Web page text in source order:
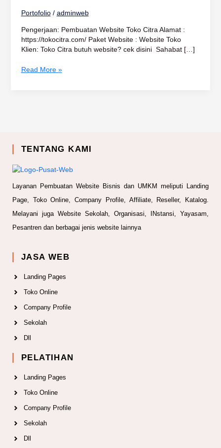
Portofolio/ adminweb
Pengerjaan: Pembuatan Website Toko Citra Alamat :
https://tokocitra.com/ Paket Website : Website Toko
Klien: Toko Citra butuh website? cek disini Sahabat […]
Read More »
TENTANG KAMI
Layanan Pembuatan Website Bisnis dan UMKM meliputi Landing
Page, Toko Online, Company Profile, Affiliate, Reseller, Katalog.
Melayani juga Website Sekolah, Organisasi, INstansi, Yayasam,
Pesantren dan berbagai jenis website lainnya
JASA WEB
Landing Pages
Toko Online
Company Profile
Sekolah
Dll
PELATIHAN
Landing Pages
Toko Online
Company Profile
Sekolah
Dll